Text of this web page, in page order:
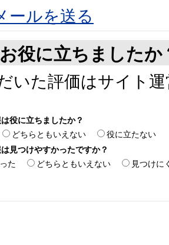
ールを送る
役に立ちましたか
いた評価はサイト
役に立ちましたか？
どちらともいえない
役に立たない
見つけやすかったですか？
た どちらともいえない 見つけに